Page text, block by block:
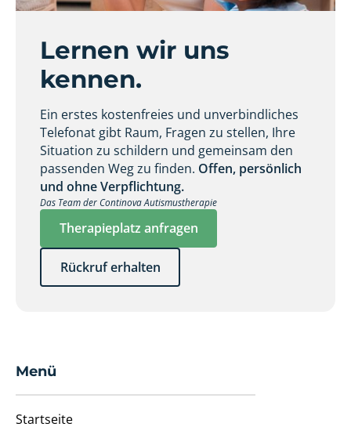
Lernen wir uns
kennen.
Ein erstes kostenfreies und unverbindliches
Telefonat gibt Raum, Fragen zu stellen, Ihre
Situation zu schildern und gemeinsam den
passenden Weg zu finden. Offen, persönlich
und ohne Verpflichtung.
Das Team der Continova Autismustherapie
Therapieplatz anfragen
Rückruf erhalten
Menü
Startseite